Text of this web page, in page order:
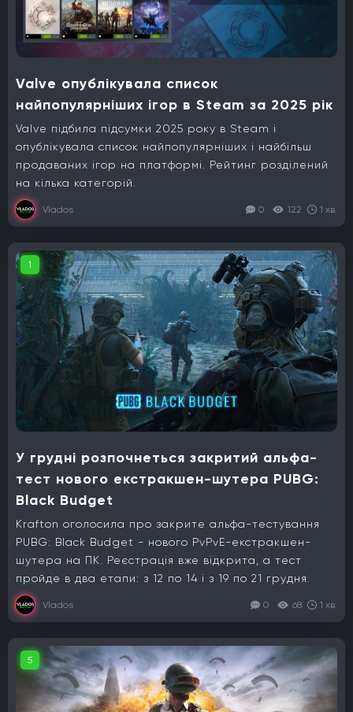
Valve опублікувала список
найпопулярніших ігор в Steam за 2025 рік
Valve підбила підсумки 2025 року в Steam і
опублікувала список найпопулярніших і найбільш
продаваних ігор на платформі. Рейтинг розділений
на кілька категорій.
Vlados 0 122 1 хв.
1
У грудні розпочнеться закритий альфа-
тест нового екстракшен-шутера PUBG:
Black Budget
Krafton оголосила про закрите альфа-тестування
PUBG: Black Budget - нового PvPvE-екстракшен-
шутера на ПК. Реєстрація вже відкрита, а тест
пройде в два етапи: з 12 по 14 і з 19 по 21 грудня.
Vlados 0 68 1 хв.
5